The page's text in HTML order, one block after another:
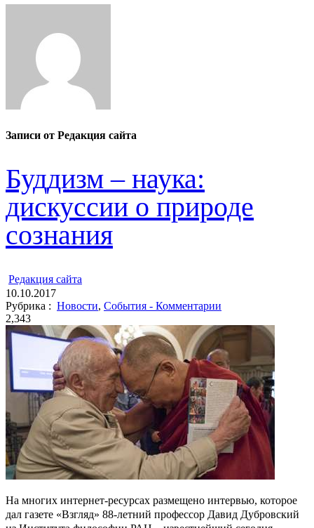
Записи от Редакция cайта
Буддизм – наука:
дискуссии о природе
сознания
Редакция cайта
10.10.2017
Рубрика : Новости, События - Комментарии
2,343
На многих интернет-ресурсах размещено интервью, которое
дал газете «Взгляд» 88-летний профессор Давид Дубровский